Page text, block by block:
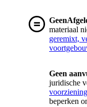
materiaal
geremixt,
Geen
juridische
beperken